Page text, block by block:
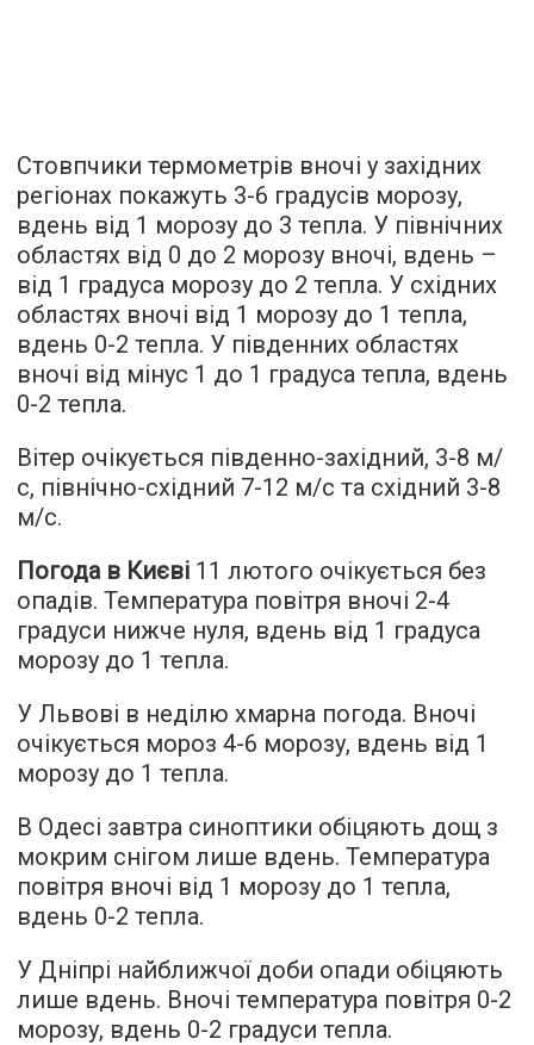
Стовпчики термометрів вночі у західних
регіонах покажуть 3-6 градусів морозу,
вдень від 1 морозу до 3 тепла. У північних
областях від 0 до 2 морозу вночі, вдень –
від 1 градуса морозу до 2 тепла. У східних
областях вночі від 1 морозу до 1 тепла,
вдень 0-2 тепла. У південних областях
вночі від мінус 1 до 1 градуса тепла, вдень
0-2 тепла.
Вітер очікується південно-західний, 3-8 м/
с, північно-східний 7-12 м/с та східний 3-8
м/с.
Погода в Києві 11 лютого очікується без
опадів. Температура повітря вночі 2-4
градуси нижче нуля, вдень від 1 градуса
морозу до 1 тепла.
У Львові в неділю хмарна погода. Вночі
очікується мороз 4-6 морозу, вдень від 1
морозу до 1 тепла.
В Одесі завтра синоптики обіцяють дощ з
мокрим снігом лише вдень. Температура
повітря вночі від 1 морозу до 1 тепла,
вдень 0-2 тепла.
У Дніпрі найближчої доби опади обіцяють
лише вдень. Вночі температура повітря 0-2
морозу, вдень 0-2 градуси тепла.